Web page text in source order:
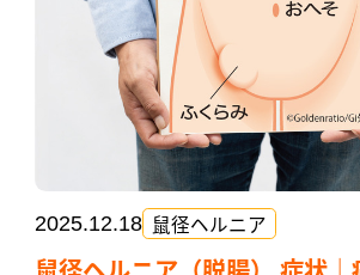
2025.12.18 鼠径ヘルニア